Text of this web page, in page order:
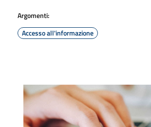
Argomenti:
Accesso all'informazione